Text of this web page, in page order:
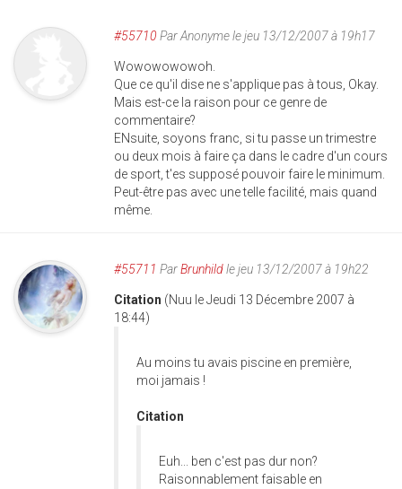
#55710 ParAnonymele jeu 13/12/2007 à 19h17
Wowowowowoh.
Que ce qu'il dise ne s'applique pas à tous, Okay.
Mais est-ce la raison pour ce genre de
commentaire?
ENsuite, soyons franc, si tu passe un trimestre
ou deux mois à faire ça dans le cadre d'un cours
de sport, t'es supposé pouvoir faire le minimum.
Peut-être pas avec une telle facilité, mais quand
même.
#55711 ParBrunhildle jeu 13/12/2007 à 19h22
Citation (Nuu le Jeudi 13 Décembre 2007 à
18:44)
Au moins tu avais piscine en première,
moi jamais !
Citation
Euh... ben c'est pas dur non?
Raisonnablement faisable en